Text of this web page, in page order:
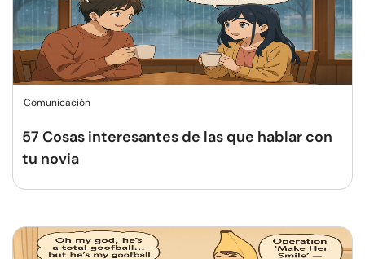
Comunicación
57 Cosas interesantes de las que hablar con
tu novia